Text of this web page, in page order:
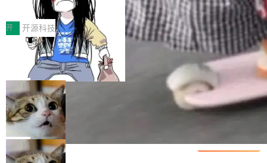
得住、用得稳、省得下、更安全！ 一、从现在开
始，Token使用一目...
q2Seq 和 DocAI 的共同发明人）以及 Oriol Vin
yals（Gemini 联合负责人，AlphaSta...
中文驱动的数字员工，自主理解需求、规划步
骤、编写代码。不挑模型、不挑平台，curl 一行
装完即用。 开源地址：Gitee · GitCode · GitHu
b 安装 支持 Java 8+（8~26）、macOS / Linu
x / Windows / Harmony PC。 # macOS / Linu
x / Harmony PC curl -fsSL https://solon.noea
r.org/solon...
价值潜能：华为云码道（CodeArts）
代码仓技术解析
一、代码仓深度理解技术的作用与价值 在软件工
程实践中，代码仓是企业核心知识资产的主要载
体。企业级代码仓库通常包含数十万乃至数百万
个文件，其规模远超单次模型调用可承载的上下
文窗口。随着项目规模的持续扩张与代码历史的
不断累积，代码仓中的模块关系、接口契约、业
务逻辑等关键信息往往分散于数十乃至数百个文
件之中，形成高度复杂的知识关联网络。传统的
代码检索手段（如关键词匹配、目录遍历）仅能
在语法层面完成文本定位，难以触及代码的语义
内涵与结构关联，导致开发者使用代码智能体在
开 开源科技
一条“删库”命令跑 17 小时，算法工程
师删光 89TB 数据只为干私活
最高人民检察院8月4日公布了一起案件：北京一
名90后算法工程师王某，为了给自己接的私活腾
服务器空间，删光了公司AI游戏部门的全部核心
数据。 王某2024年1月入职东城区某科技公司AI
短剧部门，有互联网大厂背景。在公司内部架构
调整期间，部门三次通知全员将数据从A集群迁
移到B集群，王某都回复了"收到"。 他没有迁移
局
Cloudflare 分享推理优化实践：KV ca
che 量化 + 权重压缩，吞吐量提升 4
1%，成本降 30%
Kimi 和 GLM 是当前最强的大模型系列之一，但
它们有一个共同的问题：太吃显存了。月之暗面
的 Kimi K 系列和智谱的 GLM 都是长上下文、M
局